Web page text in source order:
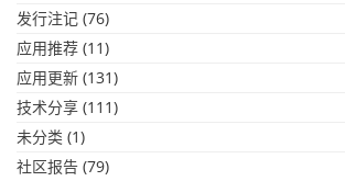
发行注记 (76)
应用推荐 (11)
应用更新 (131)
技术分享 (111)
未分类 (1)
社区报告 (79)